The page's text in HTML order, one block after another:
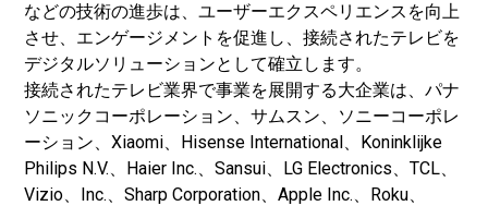
などの技術の進歩は、ユーザーエクスペリエンスを向上
させ、エンゲージメントを促進し、接続されたテレビを
デジタルソリューションとして確立します。
接続されたテレビ業界で事業を展開する大企業は、パナ
ソニックコーポレーション、サムスン、ソニーコーポレ
ーション、Xiaomi、Hisense International、Koninklijke
Philips N.V.、Haier Inc.、Sansui、LG Electronics、TCL、
Vizio、Inc.、Sharp Corporation、Apple Inc.、Roku、